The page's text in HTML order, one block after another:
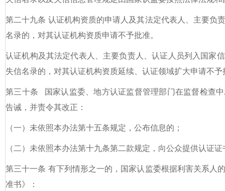
第二十九条 认证机构资质的申请人及其法定代表人、主要负
名录的，对其认证机构资质申请不予批准。
认证机构及其法定代表人、主要负责人、认证人员列入国家
失信名录的，对其认证机构资质延续、认证领域扩大申请不
第三十条 国家认监委、地方认证监督管理部门在监督检查
告诫，并责令其改正：
（一）未依照本办法第十五条规定，公布信息的；
（二）未依照本办法第十九条第二款规定，向公众提供认证
第三十一条 有下列情形之一的，国家认监委根据利害关系人
准书》：